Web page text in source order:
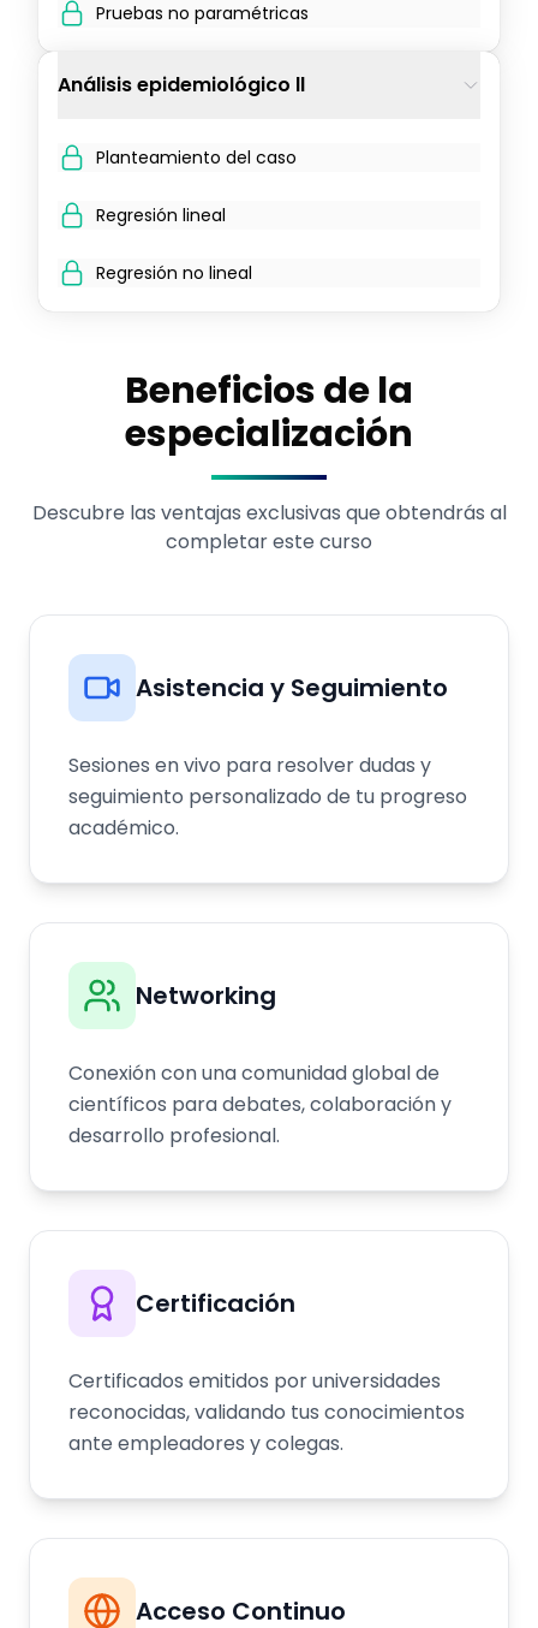
Pruebas no paramétricas
Análisis epidemiológico ll
Planteamiento del caso
Regresión lineal
Regresión no lineal
Beneficios de la
especialización
Descubre las ventajas exclusivas que obtendrás al
completar este curso
Asistencia y Seguimiento
Sesiones en vivo para resolver dudas y
seguimiento personalizado de tu progreso
académico.
Networking
Conexión con una comunidad global de
científicos para debates, colaboración y
desarrollo profesional.
Certificación
Certificados emitidos por universidades
reconocidas, validando tus conocimientos
ante empleadores y colegas.
Acceso Continuo